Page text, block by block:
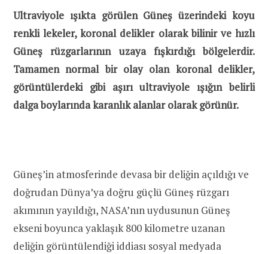
Ultraviyole ışıkta görülen Güneş üzerindeki koyu
renkli lekeler, koronal delikler olarak bilinir ve hızlı
Güneş rüzgarlarının uzaya fışkırdığı bölgelerdir.
Tamamen normal bir olay olan koronal delikler,
görüntülerdeki gibi aşırı ultraviyole ışığın belirli
dalga boylarında karanlık alanlar olarak görünür.
Güneş’in atmosferinde devasa bir deliğin açıldığı ve
doğrudan Dünya’ya doğru güçlü Güneş rüzgarı
akımının yayıldığı, NASA’nın uydusunun Güneş
ekseni boyunca yaklaşık 800 kilometre uzanan
deliğin görüntülendiği iddiası sosyal medyada